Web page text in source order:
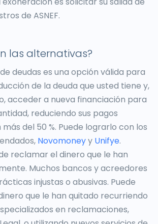
de ASNEF.
las alternativas?
deudas es una opción válida para
de la deuda que usted tiene y,
acceder a nueva financiación para
reduciendo sus pagos
del 50 %. Puede lograrlo con los
Novomoneyy Unifye.
reclamar el dinero que le han
Muchos bancos y acreedores
injustas o abusivas. Puede
que le han quitado recurriendo
en reclamaciones,